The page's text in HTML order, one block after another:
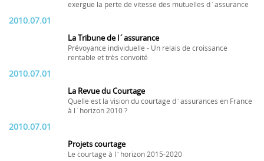
exergue la perte de vitesse des mutuelles d´assurance
2010.07.01
La Tribune de l´assurance
Prévoyance individuelle - Un relais de croissance
rentable et très convoité
2010.07.01
La Revue du Courtage
Quelle est la vision du courtage d´assurances en France
à l´horizon 2010 ?
2010.07.01
Projets courtage
Le courtage à l´horizon 2015-2020